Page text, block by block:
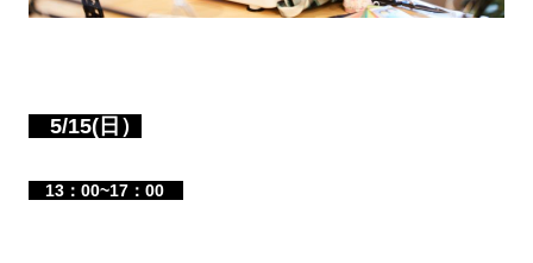
5/15(日）
13：00~17：00